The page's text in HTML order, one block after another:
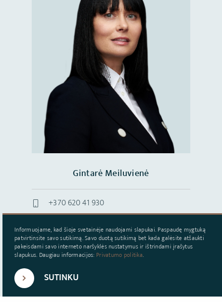
Informuojame, kad šioje svetainėje naudojami slapukai. Paspaudę mygtuką
patvirtinsite savo sutikimą. Savo duotą sutikimą bet kada galėsite atšaukti
pakeisdami savo interneto naršyklės nustatymus ir ištrindami įrašytus
slapukus. Daugiau informacijos: Privatumo politika.
SUTINKU
Gintarė Meiluvienė
+370 620 41 930
gintare.meiluviene@capital.lt
Vardas